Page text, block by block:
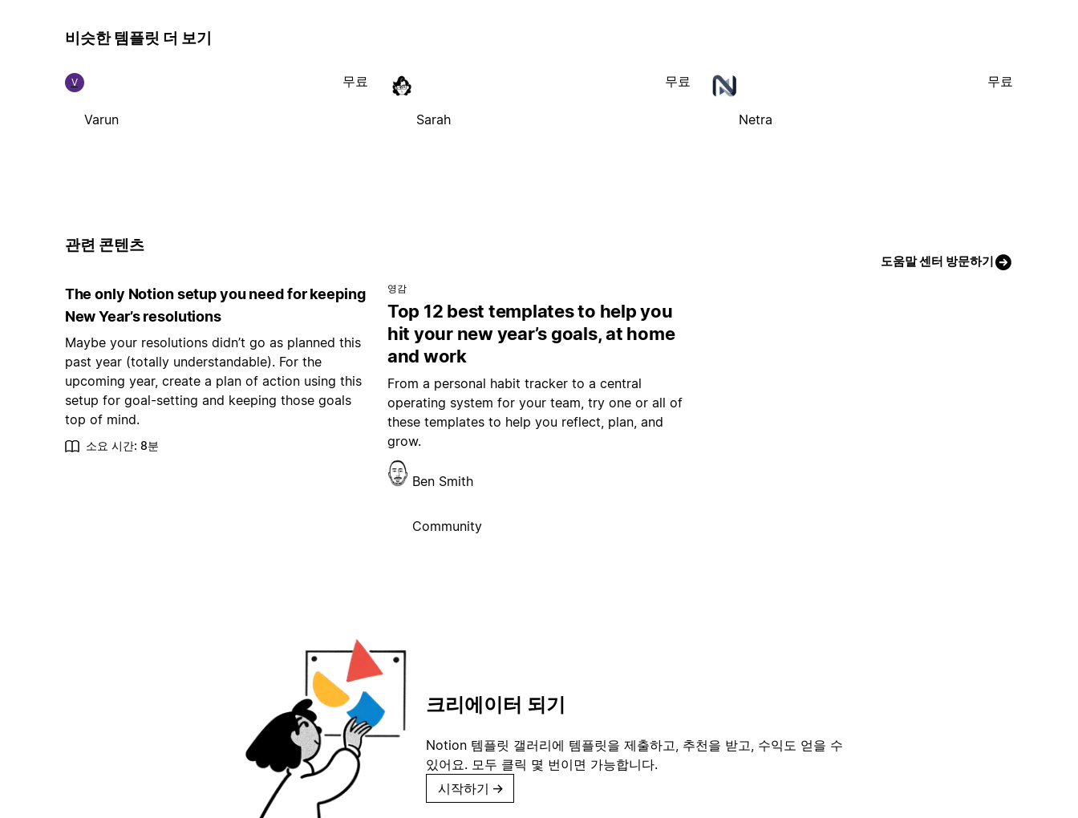
비슷한 템플릿 더 보기
V
Varun
무료
Sarah
무료
Netra
무료
관련 콘텐츠
도움말 센터 방문하기
The only Notion setup you need for keeping
New Year’s resolutions
Maybe your resolutions didn’t go as planned this
past year (totally understandable). For the
upcoming year, create a plan of action using this
setup for goal-setting and keeping those goals
top of mind.
소요 시간: 8분
영감
Top 12 best templates to help you
hit your new year’s goals, at home
and work
From a personal habit tracker to a central
operating system for your team, try one or all of
these templates to help you reflect, plan, and
grow.
Ben Smith
Community
크리에이터 되기
Notion 템플릿 갤러리에 템플릿을 제출하고, 추천을 받고, 수익도 얻을 수
있어요. 모두 클릭 몇 번이면 가능합니다.
시작하기 →